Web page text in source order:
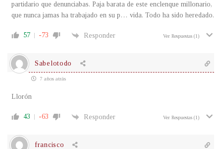
partidario que denunciabas. Paja barata de este enclenque millonario,
que nunca jamas ha trabajado en su p… vida. Todo ha sido heredado.
57 -73 Responder Ver Respuestas (1)
Sabelotodo
7 años atrás
Llorón
43 -63 Responder Ver Respuestas (1)
francisco